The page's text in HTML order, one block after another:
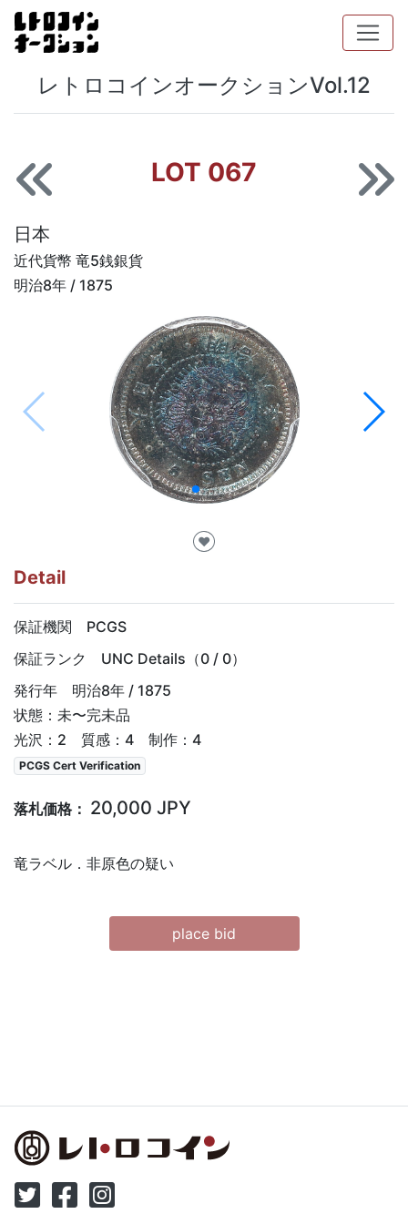
レトロコインオークションVol.12
LOT 067
日本
近代貨幣 竜5銭銀貨
明治8年 / 1875
♥
Detail
保証機関 PCGS
保証ランク UNC Details（0 / 0）
発行年 明治8年 / 1875
状態：未〜完未品
光沢：2 質感：4 制作：4
PCGS Cert Verification
落札価格： 20,000 JPY
竜ラベル．非原色の疑い
place bid